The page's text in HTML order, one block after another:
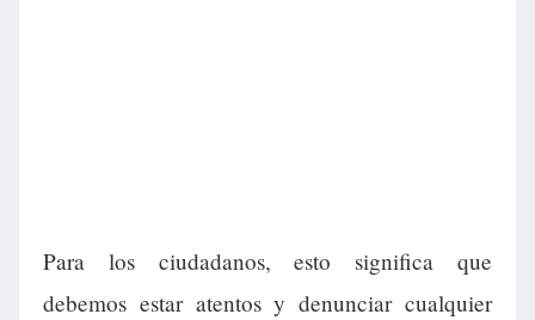
Para los ciudadanos, esto significa que
debemos estar atentos y denunciar cualquier